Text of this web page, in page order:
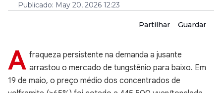
Publicado: May 20, 2026 12:23
Partilhar Guardar
A fraqueza persistente na demanda a jusante
arrastou o mercado de tungstênio para baixo. Em
19 de maio, o preço médio dos concentrados de